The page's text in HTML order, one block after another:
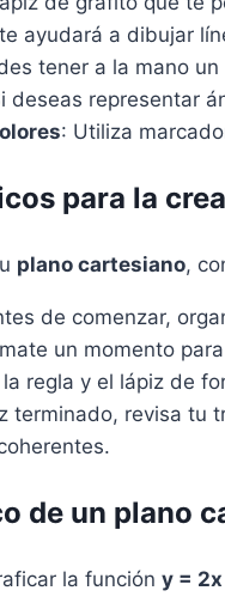
ayudará a dibujar
tener a la mano
deseas representar
: Utiliza
para la
plano cartesiano,
de comenzar,
un momento
regla y el lápiz de
terminado, revisa tu
de un plano
la función y = 2x